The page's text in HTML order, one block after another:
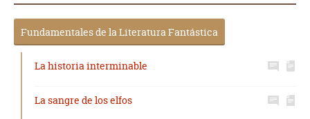
Fundamentales de la Literatura Fantástica
La historia interminable
La sangre de los elfos